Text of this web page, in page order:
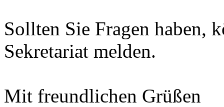
Sollten Sie Fragen haben,
Sekretariat melden.
Mit freundlichen Grüßen